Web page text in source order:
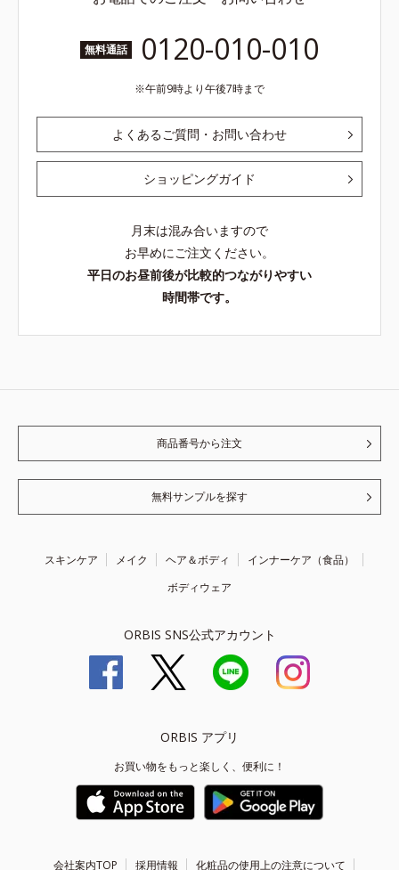
無料通話 0120-010-010
午前9時より午後7時まで
よくあるご質問・お問い合わせ
ショッピングガイド
月末は混み合いますので
お早めにご注文ください。
平日のお昼前後が比較的つながりやすい
時間帯です。
商品番号から注文
無料サンプルを探す
スキンケア メイク ヘア＆ボディ
インナーケア（食品）
ボディウェア
ORBIS SNS公式アカウント
ORBIS アプリ
お買い物をもっと楽しく、便利に！
会社案内TOP 採用情報 化粧品の使用上の注意について